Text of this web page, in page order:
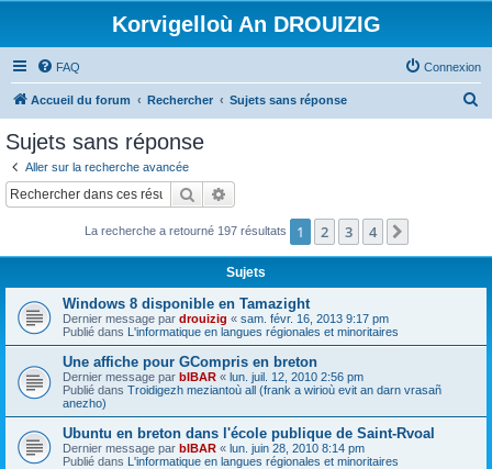
Korvigelloù An DROUIZIG
FAQ Connexion
Accueil du forum Rechercher Sujets sans réponse
c
Sujets sans réponse
Aller sur la recherche avancée
Rechercher
La recherche a retourné 197 résultats 1 2 3 4
Sujets
Windows 8 disponible en Tamazight
Dernier message par drouizig « sam. févr. 16, 2013 9:17 pm
Publié dans L'informatique en langues régionales et minoritaires
Une affiche pour GCompris en breton
Dernier message par bIBAR « lun. juil. 12, 2010 2:56 pm
Publié dans Troidigezh meziantoù all (frank a wirioù evit an darn vrasañ
anezho)
Ubuntu en breton dans l'école publique de Saint-Rvoal
Dernier message par bIBAR « lun. juin 28, 2010 8:14 pm
Publié dans L'informatique en langues régionales et minoritaires